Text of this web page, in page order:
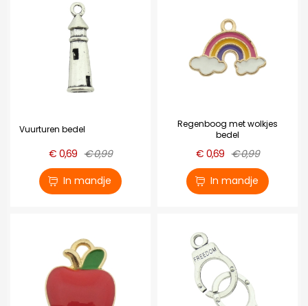
Vuurturen bedel
€ 0,69 € 0,99
In mandje
Regenboog met wolkjes
bedel
€ 0,69 € 0,99
In mandje